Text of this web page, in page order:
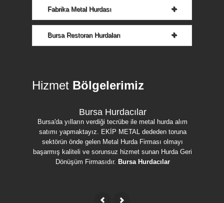
Fabrika Metal Hurdası
Bursa Restoran Hurdaları
Hizmet Bölgelerimiz
Bursa Hurdacılar
Bursa'da yılların verdiği tecrübe ile metal hurda alım
satımı yapmaktayız. EKİP METAL dededen toruna
sektörün önde gelen Metal Hurda Firması olmayı
başarmış kaliteli ve sorunsuz hizmet sunan Hurda Geri
Dönüşüm Firmasıdır. Bursa Hurdacılar